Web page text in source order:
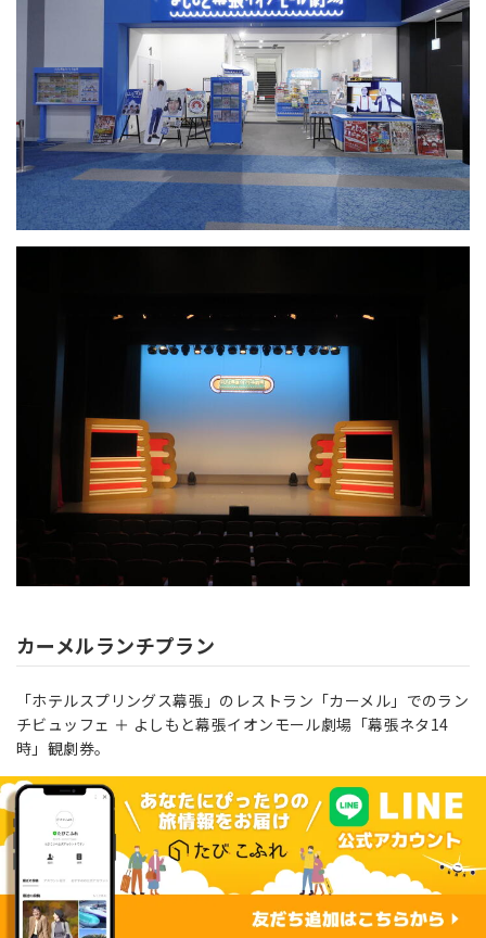
カーメルランチプラン
「ホテルスプリングス幕張」のレストラン「カーメル」でのラン
チビュッフェ ＋ よしもと幕張イオンモール劇場「幕張ネタ 14
時」 観劇券。